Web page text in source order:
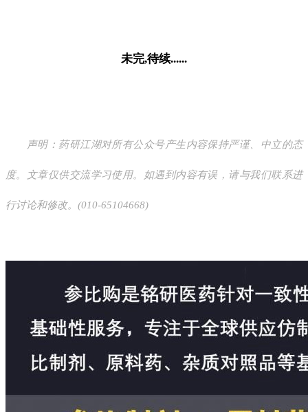
未完,待续......
声明：药研江湖对所有公众号产生内容保持严谨、中立的态
度。文章仅供交流学习使用。如遇到内容有误，请与我们联系进
行讨论和修改。(010-65104668)